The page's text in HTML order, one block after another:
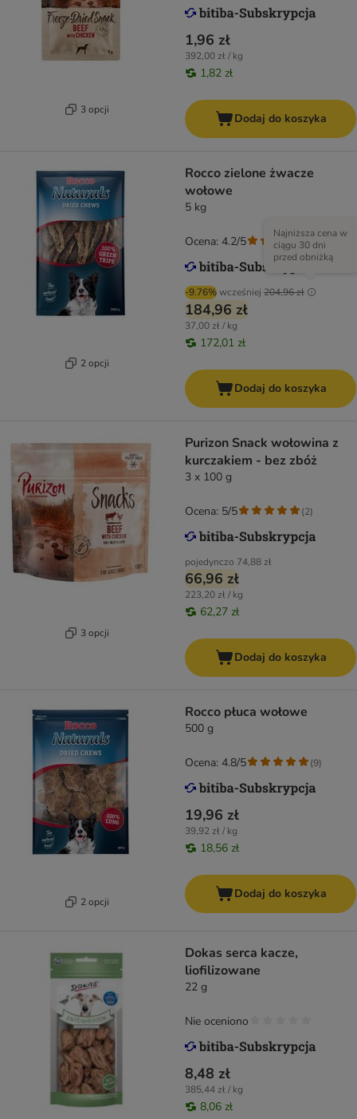
3 opcji
1,96 zł
392,00 zł / kg
1,82 zł
Dodaj do koszyka
2 opcji
Rocco zielone żwacze
wołowe
5 kg
-9.76%wcześniej 204,96 zł
Najniższa cena w
ciągu 30 dni
przed obniżką
184,96 zł
37,00 zł / kg
172,01 zł
Ocena: 4.2/5 86)
Dodaj do koszyka
3 opcji
Purizon Snack wołowina z
kurczakiem - bez zbóż
3 x 100 g
pojedynczo 74,88 zł
66,96 zł
223,20 zł / kg
62,27 zł
Ocena: 5/5 (2)
Dodaj do koszyka
2 opcji
Rocco płuca wołowe
500 g
19,96 zł
39,92 zł / kg
18,56 zł
Ocena: 4.8/5 (9)
Dodaj do koszyka
Dokas serca kacze,
liofilizowane
22 g
8,48 zł
385,44 zł / kg
8,06 zł
Nie oceniono